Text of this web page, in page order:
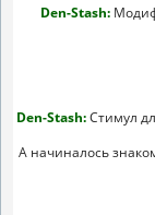
Den-Stash:
Den-Stash:Стимул
А начиналось